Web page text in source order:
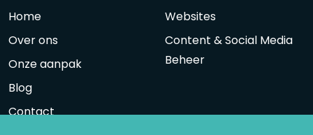
Home
Over ons
Onze aanpak
Blog
Contact
Websites
Content & Social Media
Beheer